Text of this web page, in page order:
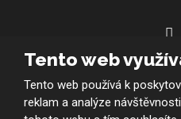
© 2026 BMKco. s.r.o. -
Tento web
Tento web používá k
reklam a analýze